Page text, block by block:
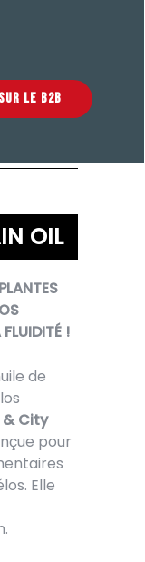
LE B2B
OIL
!
de
City
pour
Elle